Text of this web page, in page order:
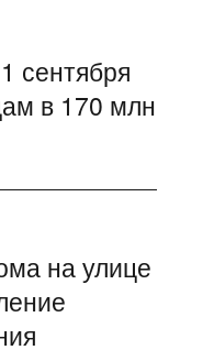
сентября
в 170 млн
на улице